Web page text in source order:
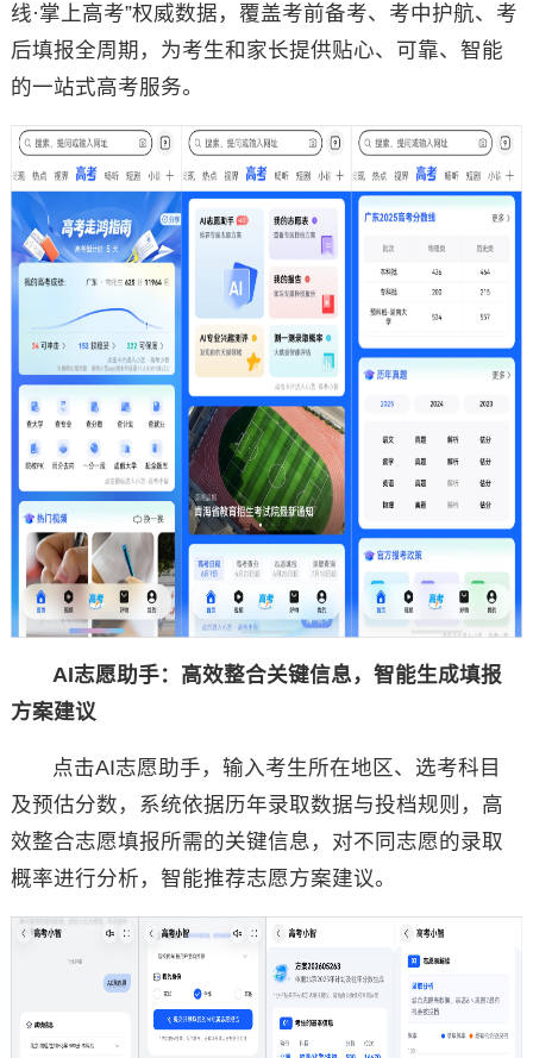
线·掌上高考”权威数据，覆盖考前备考、考中护航、考
后填报全周期，为考生和家长提供贴心、可靠、智能
的一站式高考服务。
AI志愿助手：高效整合关键信息，智能生成填报
方案建议
点击AI志愿助手，输入考生所在地区、选考科目
及预估分数，系统依据历年录取数据与投档规则，高
效整合志愿填报所需的关键信息，对不同志愿的录取
概率进行分析，智能推荐志愿方案建议。